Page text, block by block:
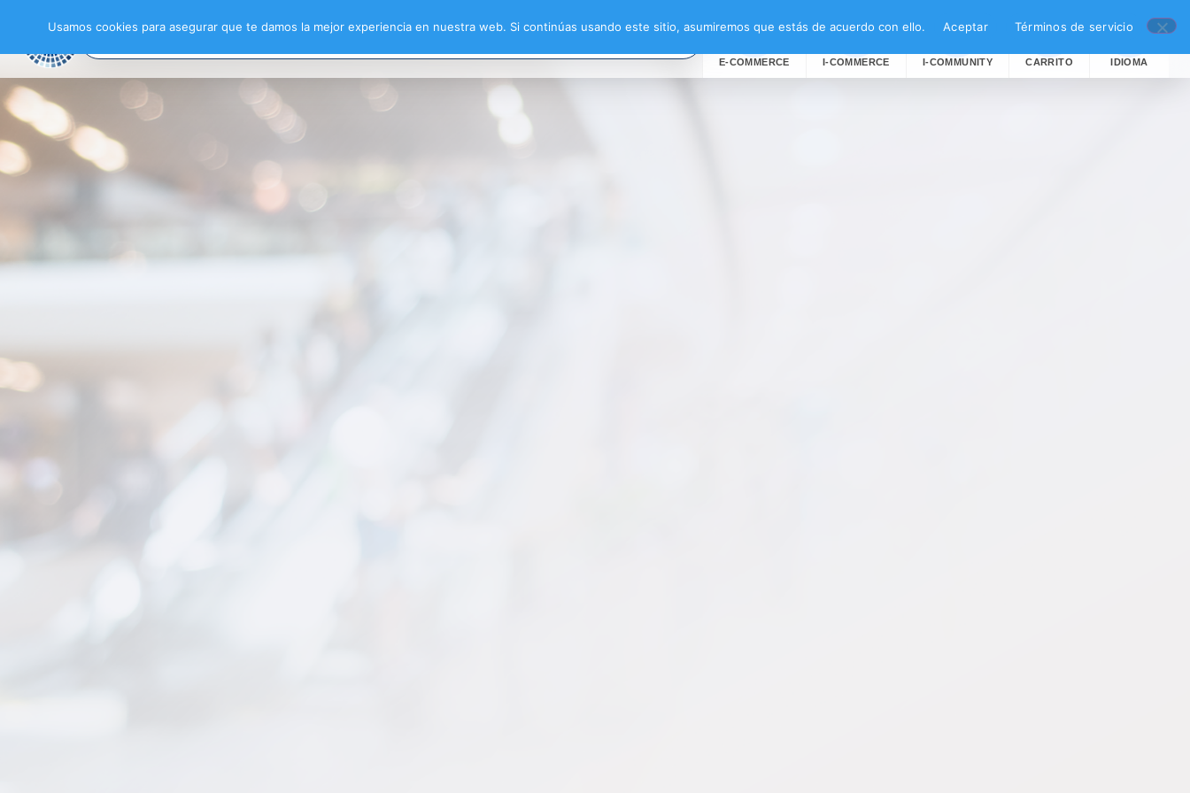
E-COMMERCE I-COMMERCE I-COMMUNITY CARRITO IDIOMA
Usamos cookies para asegurar que te damos la mejor experiencia en nuestra web. Si continúas usando este sitio, asumiremos que estás de acuerdo con ello. Aceptar Términos de servicio